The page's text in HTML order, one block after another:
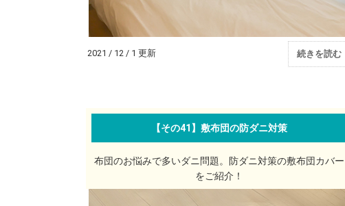
2021 / 12 / 1 更新 続きを読む
【その41】敷布団の防ダニ対策
布団のお悩みで多いダニ問題。防ダニ対策の敷布団カバー
をご紹介！